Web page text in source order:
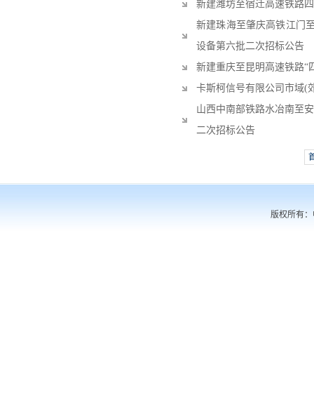
新建潍坊至宿迁高速铁路
新建珠海至肇庆高铁江门
设备第六批二次招标公告
新建重庆至昆明高速铁路“
卡斯柯信号有限公司市域(
山西中南部铁路水冶南至
二次招标公告
版权所有